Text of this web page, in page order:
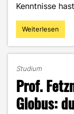
Kenntnisse
"5
Schritte
Experte"
Weiterlesen
Studium
Prof.
Globus: